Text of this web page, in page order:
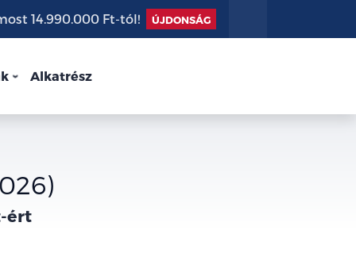
14.990.000 Ft-tól! ÚJDONSÁG
Alkatrész
ért